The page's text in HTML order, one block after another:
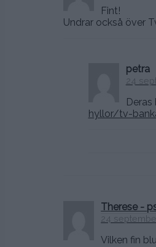
Fint!
Undrar också över
petra
24
hyllor/tv-
Therese -
24
Vilken fin